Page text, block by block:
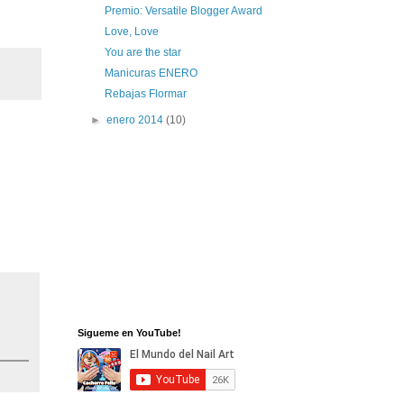
Premio: Versatile Blogger Award
Love, Love
You are the star
Manicuras ENERO
Rebajas Flormar
►enero 2014(10)
Sigueme en YouTube!